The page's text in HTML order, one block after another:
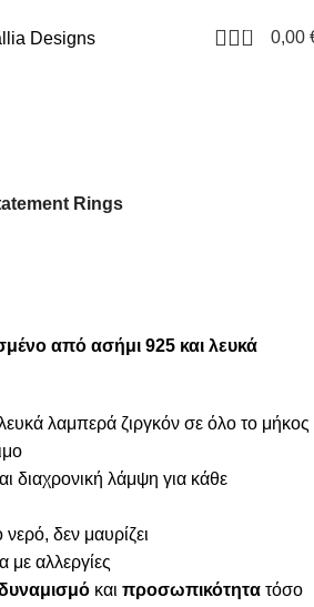
0 0,00
Rings
από ασήμι 925 και λευκά
λαμπερά ζιργκόν σε όλο το μήκος
διαχρονική λάμψη για κάθε
δεν μαυρίζει
με αλλεργίες
και προσωπικότητα τόσο